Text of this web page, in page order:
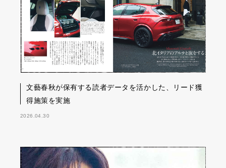
文藝春秋が保有する読者データを活かした、リード獲
得施策を実施
2026.04.30